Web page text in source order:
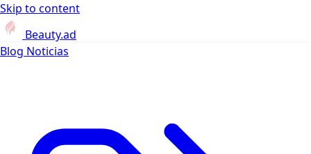
Skip to content
Beauty.ad
Blog Noticias